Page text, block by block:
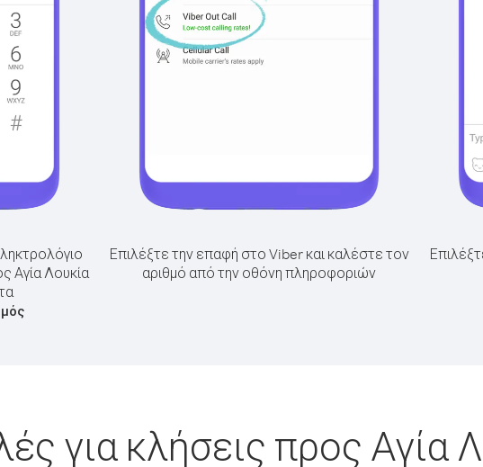
Αγία Λουκία
Επιλέξτε την επαφή στο Viber και καλέστε τον
αριθμό από την οθόνη πληροφοριών
για κλήσεις προς Αγία